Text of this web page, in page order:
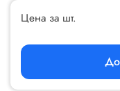
Цена за шт.